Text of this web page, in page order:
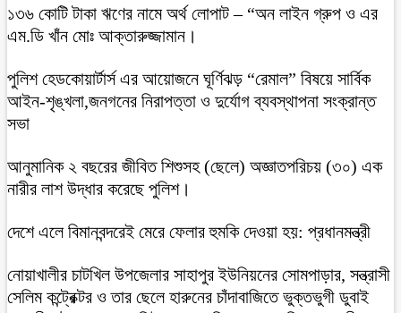
১৩৬ কোটি টাকা ঋণের নামে অর্থ লোপাট – “অন লাইন গ্রুপ ও এর
এম.ডি খাঁন মোঃ আক্তারুজ্জামান।
পুলিশ হেডকোয়ার্টার্স এর আয়োজনে ঘূর্ণিঝড় “রেমাল” বিষয়ে সার্বিক
আইন-শৃঙ্খলা,জনগনের নিরাপত্তা ও দুর্যোগ ব্যবস্থাপনা সংক্রান্ত
সভা
আনুমানিক ২ বছরের জীবিত শিশুসহ (ছেলে) অজ্ঞাতপরিচয় (৩০) এক
নারীর লাশ উদ্ধার করেছে পুলিশ।
দেশে এলে বিমানবন্দরেই মেরে ফেলার হুমকি দেওয়া হয়: প্রধানমন্ত্রী
নোয়াখালীর চাটখিল উপজেলার সাহাপুর ইউনিয়নের সোমপাড়ার, সন্ত্রাসী
সেলিম কন্ট্রেক্টর ও তার ছেলে হারুনের চাঁদাবাজিতে ভুক্তভুগী ডুবাই